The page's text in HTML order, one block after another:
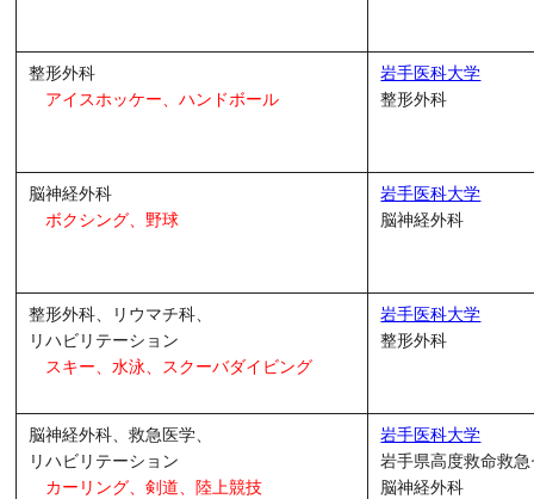
整形外科
アイスホッケー、ハンドボール
岩手医科大学
整形外科
脳神経外科
ボクシング、野球
岩手医科大学
脳神経外科
整形外科、リウマチ科、
リハビリテーション
スキー、水泳、 スクーバダイビング
岩手医科大学
整形外科
脳神経外科、救急医学、
リハビリテーション
カーリング、剣道、陸上競技
岩手医科大学
岩手県高度救命救
脳神経外科